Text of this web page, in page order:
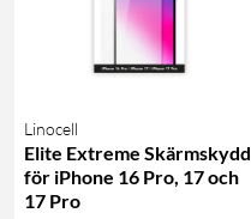
Linocell
Elite Extreme Skärmskydd
för iPhone 16 Pro, 17 och
17 Pro